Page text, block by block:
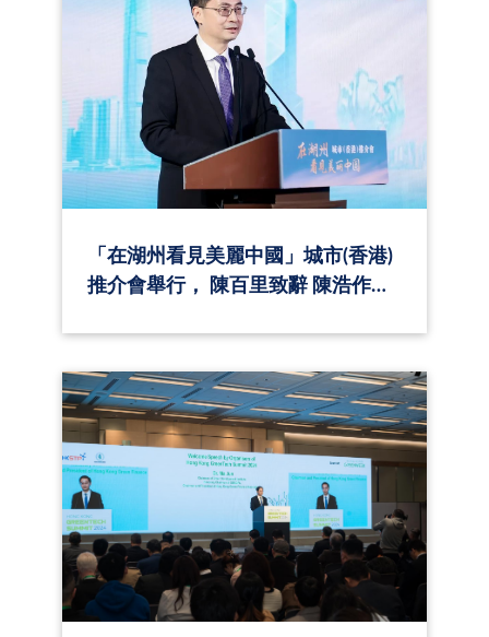
「在湖州看見美麗中國」城市(香港)
推介會舉行， 陳百里致辭 陳浩作城